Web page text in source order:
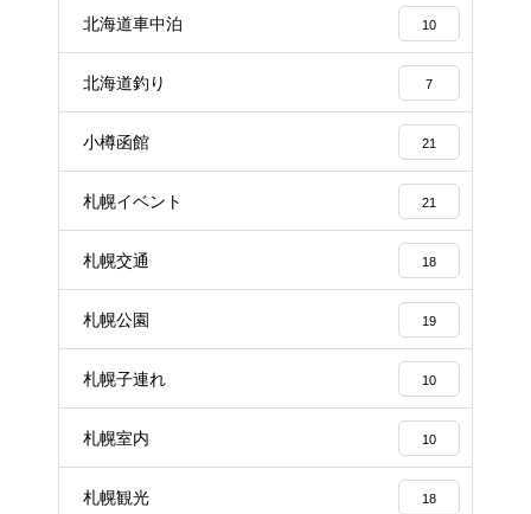
北海道車中泊 10
北海道釣り 7
小樽函館 21
札幌イベント 21
札幌交通 18
札幌公園 19
札幌子連れ 10
札幌室内 10
札幌観光 18